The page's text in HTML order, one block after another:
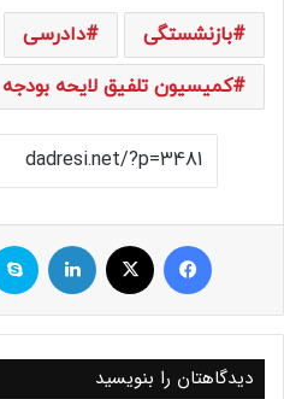
بازنشستگی
دادرسی
کمیسیون تلفیق لایحه بودجه
فیسبوک ایکس لینکداین
دیدگاهتان را بنویسید